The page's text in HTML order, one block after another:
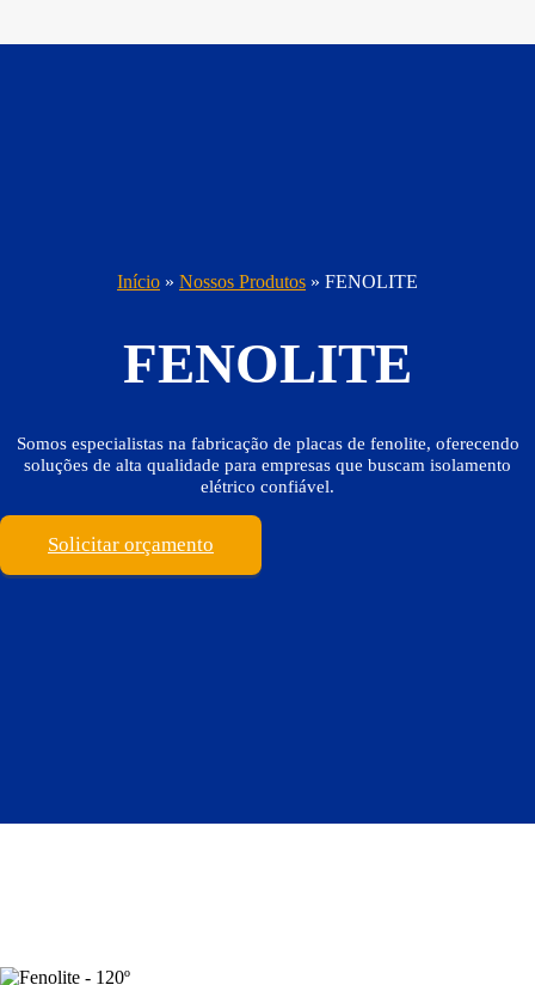
Início » Nossos Produtos » FENOLITE
FENOLITE
Somos especialistas na fabricação de placas de fenolite, oferecendo
soluções de alta qualidade para empresas que buscam isolamento
elétrico confiável.
Solicitar orçamento